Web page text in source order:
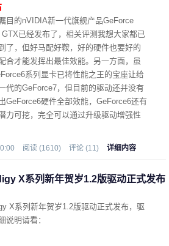
目的nVIDIA新一代旗舰产品GeForce
GTX已经发布了，相关评测我想大家都已
了，但好马配好鞍，好的硬件也要好的
合才能发挥出最佳效能。另一方面，虽
系列显卡已将性能之王的宝座让给
代的GeForce7，但目前的驱动还并没有
GeForce6硬件全部效能，GeForce6还有
力可挖，完全可以通过升级驱动增强性
阅读 (1610) 评论 (11) 详细内容
X系列新年贺岁1.2版驱动正式发布
X系列新年贺岁1.2版驱动正式发布，驱
说明请看：